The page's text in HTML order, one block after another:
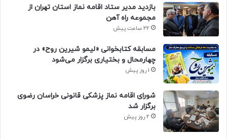
بازدید مدیر ستاد اقامه نماز استان تهران از
مجموعه راه آهن
22 ساعت پیش
مسابقه کتابخوانی «لیمو شیرین روح» در
چهارمحال و بختیاری برگزار می‌شود
1 روز پیش
شورای اقامه نماز پزشکی قانونی خراسان رضوی
برگزار شد
2 روز پیش